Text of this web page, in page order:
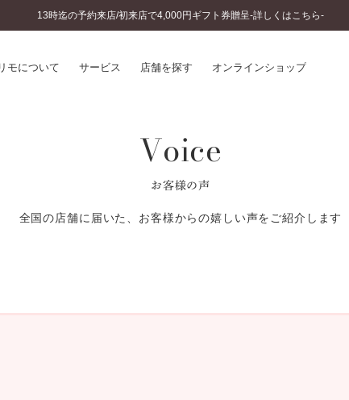
13時迄の予約来店/初来店で4,000円ギフト券贈呈-詳しくはこちら-
モについて サービス 店舗を探す オンラインショップ
のこだわり
婚約指輪とは
結婚指輪とは
セットリングとは
ショップブログ
Voice
お客様の声
全国の店舗に届いた、お客様からの嬉しい声をご紹介します